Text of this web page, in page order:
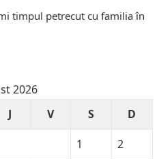
timpul petrecut cu familia în
2026
J V S
D
1
2